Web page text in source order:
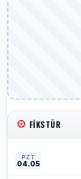
FIKSTÜR
PZT
04.05